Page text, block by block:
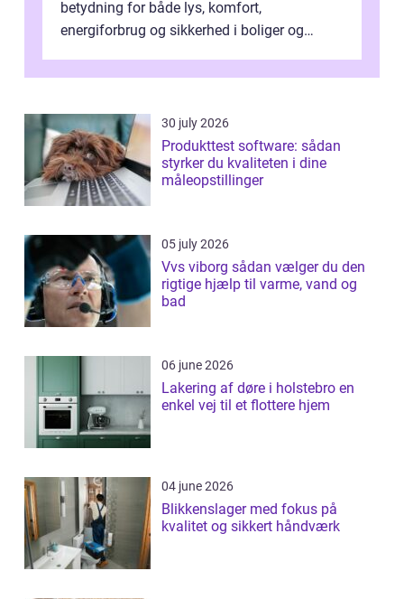
betydning for både lys, komfort,
energiforbrug og sikkerhed i boliger og
30 july 2026
Produkttest software: sådan
styrker du kvaliteten i dine
måleopstillinger
05 july 2026
Vvs viborg sådan vælger du den
rigtige hjælp til varme, vand og
bad
06 june 2026
Lakering af døre i holstebro en
enkel vej til et flottere hjem
04 june 2026
Blikkenslager med fokus på
kvalitet og sikkert håndværk